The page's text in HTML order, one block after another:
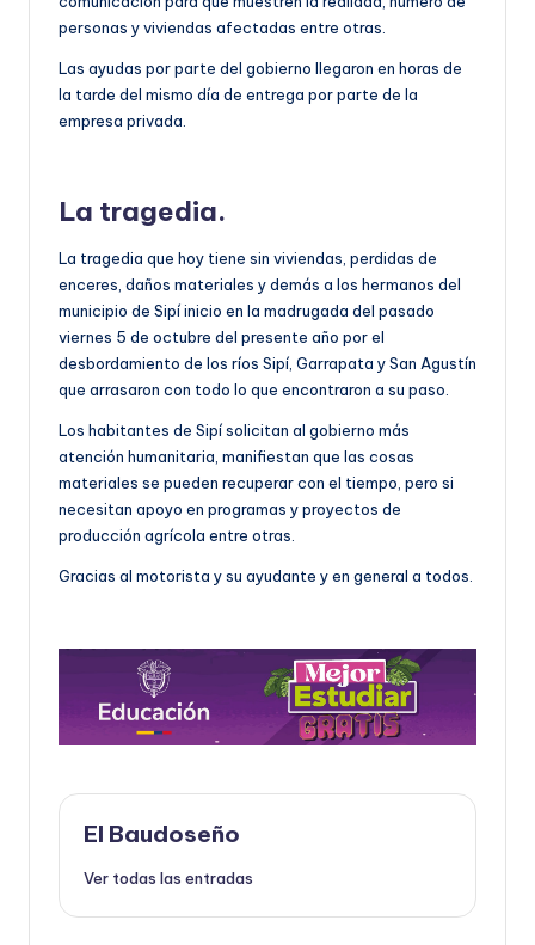
personas y viviendas afectadas entre otras.
Las ayudas por parte del gobierno llegaron en horas de
la tarde del mismo día de entrega por parte de la
empresa privada.
La tragedia.
La tragedia que hoy tiene sin viviendas, perdidas de
enceres, daños materiales y demás a los hermanos del
municipio de Sipí inicio en la madrugada del pasado
viernes 5 de octubre del presente año por el
desbordamiento de los ríos Sipí, Garrapata y San Agustín
que arrasaron con todo lo que encontraron a su paso.
Los habitantes de Sipí solicitan al gobierno más
atención humanitaria, manifiestan que las cosas
materiales se pueden recuperar con el tiempo, pero si
necesitan apoyo en programas y proyectos de
producción agrícola entre otras.
Gracias al motorista y su ayudante y en general a todos.
El Baudoseño
Ver todas las entradas